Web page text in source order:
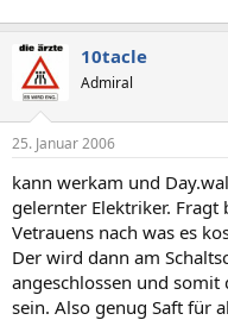
10tacle
Admiral
25. Januar 2006
kann werkam und
gelernter Elektriker.
Vetrauens nach was es
Der wird dann am
angeschlossen und
sein. Also genug Saft für